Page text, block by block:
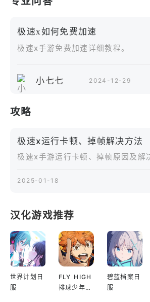
极速x如何免费加速
极速x手游免费加速详细教程。
小七七 2024-12-29
攻略
极速x运行卡顿、掉帧解决方法
极速x手游运行卡顿、掉帧原因及解
2025-01-18
汉化游戏推荐
世界计划日
服
FLY HIGH
排球少年日
碧蓝档案日
服